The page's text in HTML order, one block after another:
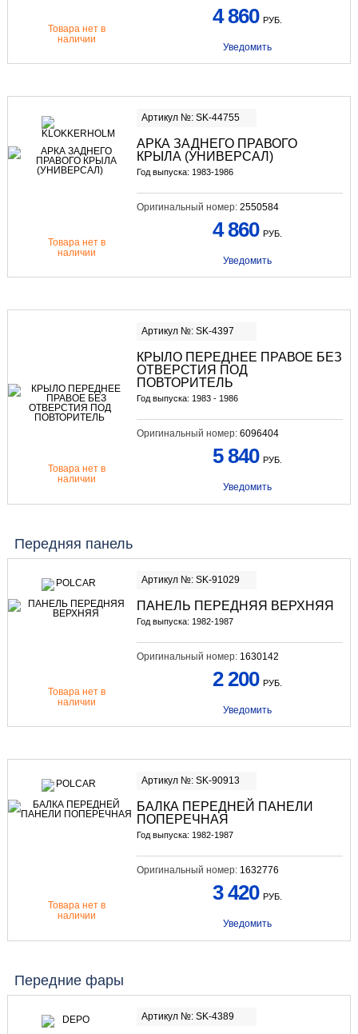
Товара нет в
наличии
4 860 РУБ.
Уведомить
Артикул №: SK-44755
АРКА ЗАДНЕГО ПРАВОГО
КРЫЛА (УНИВЕРСАЛ)
Год выпуска: 1983-1986
Оригинальный номер: 2550584
Товара нет в
наличии
4 860 РУБ.
Уведомить
Артикул №: SK-4397
КРЫЛО ПЕРЕДНЕЕ ПРАВОЕ БЕЗ
ОТВЕРСТИЯ ПОД
ПОВТОРИТЕЛЬ
Год выпуска: 1983 - 1986
Оригинальный номер: 6096404
Товара нет в
наличии
5 840 РУБ.
Уведомить
Передняя панель
Артикул №: SK-91029
ПАНЕЛЬ ПЕРЕДНЯЯ ВЕРХНЯЯ
Год выпуска: 1982-1987
Оригинальный номер: 1630142
Товара нет в
наличии
2 200 РУБ.
Уведомить
Артикул №: SK-90913
БАЛКА ПЕРЕДНЕЙ ПАНЕЛИ
ПОПЕРЕЧНАЯ
Год выпуска: 1982-1987
Оригинальный номер: 1632776
Товара нет в
наличии
3 420 РУБ.
Уведомить
Передние фары
Артикул №: SK-4389